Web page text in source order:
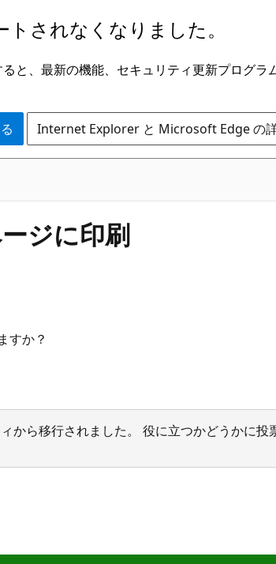
されなくなりました。
と、最新の機能、セキュリティ更新プログラ
Internet Explorer と Microsoft Edge の
ジに印刷
すか？
から移行されました。 役に立つかどうかに